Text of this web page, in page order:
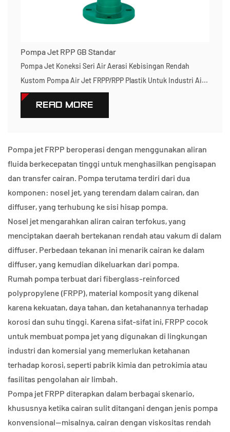
Pompa Jet RPP GB Standar
Pompa Jet Koneksi Seri Air Aerasi Kebisingan Rendah
Kustom Pompa Air Jet FRPP/RPP Plastik Untuk Industri Ai...
READ MORE
Pompa jet FRPP beroperasi dengan menggunakan aliran
fluida berkecepatan tinggi untuk menghasilkan pengisapan
dan transfer cairan. Pompa terutama terdiri dari dua
komponen: nosel jet, yang terendam dalam cairan, dan
diffuser, yang terhubung ke sisi hisap pompa.
Nosel jet mengarahkan aliran cairan terfokus, yang
menciptakan daerah bertekanan rendah atau vakum di dalam
diffuser. Perbedaan tekanan ini menarik cairan ke dalam
diffuser, yang kemudian dikeluarkan dari pompa.
Rumah pompa terbuat dari fiberglass-reinforced
polypropylene (FRPP), material komposit yang dikenal
karena kekuatan, daya tahan, dan ketahanannya terhadap
korosi dan suhu tinggi. Karena sifat-sifat ini, FRPP cocok
untuk membuat pompa jet yang digunakan di lingkungan
industri dan komersial yang memerlukan ketahanan
terhadap korosi, seperti pabrik kimia dan petrokimia atau
fasilitas pengolahan air limbah.
Pompa jet FRPP diterapkan dalam berbagai skenario,
khususnya ketika cairan sulit ditangani dengan jenis pompa
konvensional—misalnya, cairan dengan viskositas rendah